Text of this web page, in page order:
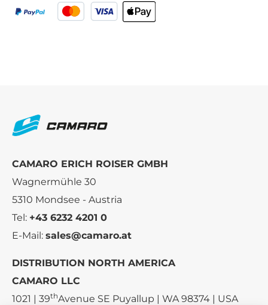
CAMARO ERICH ROISER GMBH
Wagnermühle 30
5310 Mondsee - Austria
Tel: +43 6232 4201 0
E-Mail: sales@camaro.at
DISTRIBUTION NORTH AMERICA
CAMARO LLC
1021 | 39thAvenue SE Puyallup | WA 98374 | USA